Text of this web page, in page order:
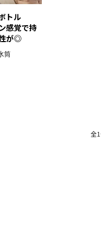
トル
感覚で持
が◎
筒
全